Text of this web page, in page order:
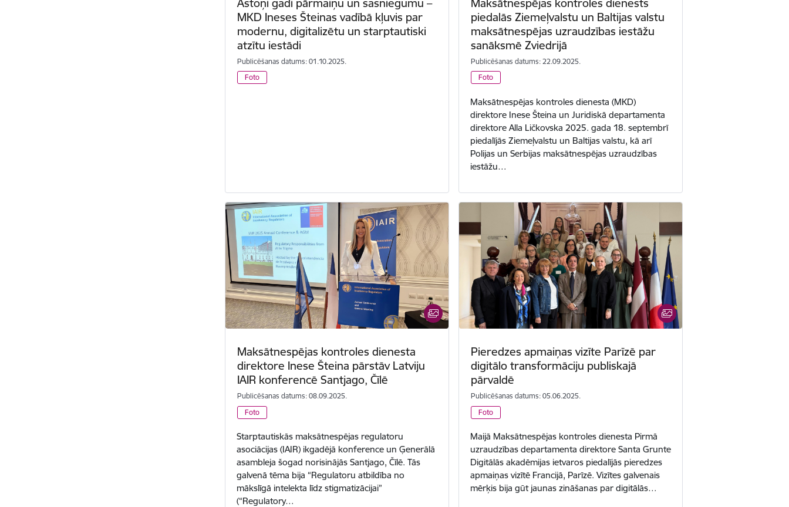
MKD Ineses Šteinas vadībā kļuvis par
modernu, digitalizētu un starptautiski
atzītu iestādi
Publicēšanas datums: 01.10.2025.
Foto
piedalās Ziemeļvalstu un Baltijas valstu
maksātnespējas uzraudzības iestāžu
sanāksmē Zviedrijā
Publicēšanas datums: 22.09.2025.
Foto
Maksātnespējas kontroles dienesta (MKD)
direktore Inese Šteina un Juridiskā departamenta
direktore Alla Ličkovska 2025. gada 18. septembrī
piedalījās Ziemeļvalstu un Baltijas valstu, kā arī
Polijas un Serbijas maksātnespējas uzraudzības
iestāžu…
Maksātnespējas kontroles dienesta
direktore Inese Šteina pārstāv Latviju
IAIR konferencē Santjago, Čīlē
Publicēšanas datums: 08.09.2025.
Foto
Starptautiskās maksātnespējas regulatoru
asociācijas (IAIR) ikgadējā konference un Ģenerālā
asambleja šogad norisinājās Santjago, Čīlē. Tās
galvenā tēma bija “Regulatoru atbildība no
mākslīgā intelekta līdz stigmatizācijai”
(“Regulatory…
Pieredzes apmaiņas vizīte Parīzē par
digitālo transformāciju publiskajā
pārvaldē
Publicēšanas datums: 05.06.2025.
Foto
Maijā Maksātnespējas kontroles dienesta Pirmā
uzraudzības departamenta direktore Santa Grunte
Digitālās akadēmijas ietvaros piedalījās pieredzes
apmaiņas vizītē Francijā, Parīzē. Vizītes galvenais
mērķis bija gūt jaunas zināšanas par digitālās…